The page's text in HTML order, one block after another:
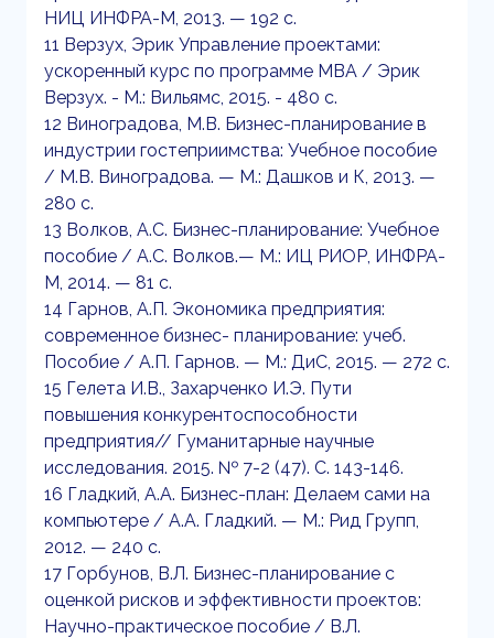
НИЦ ИНФРА-М, 2013. — 192 c.
11 Верзух, Эрик Управление проектами:
ускоренный курс по программе MBA / Эрик
Верзух. - М.: Вильямс, 2015. - 480 c.
12 Виноградова, М.В. Бизнес-планирование в
индустрии гостеприимства: Учебное пособие
/ М.В. Виноградова. — М.: Дашков и К, 2013. —
280 c.
13 Волков, А.С. Бизнес-планирование: Учебное
пособие / А.С. Волков.— М.: ИЦ РИОР, ИНФРА-
М, 2014. — 81 c.
14 Гарнов, А.П. Экономика предприятия:
современное бизнес- планирование: учеб.
Пособие / А.П. Гарнов. — М.: ДиС, 2015. — 272 c.
15 Гелета И.В., Захарченко И.Э. Пути
повышения конкурентоспособности
предприятия// Гуманитарные научные
исследования. 2015. № 7-2 (47). С. 143-146.
16 Гладкий, А.А. Бизнес-план: Делаем сами на
компьютере / А.А. Гладкий. — М.: Рид Групп,
2012. — 240 c.
17 Горбунов, В.Л. Бизнес-планирование с
оценкой рисков и эффективности проектов:
Научно-практическое пособие / В.Л.